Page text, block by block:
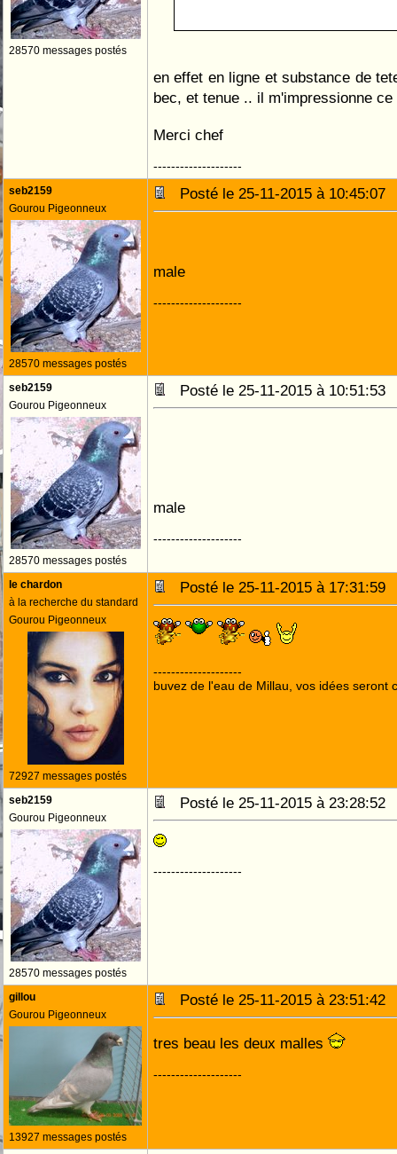
28570 messages postés
en effet en ligne et substance de
bec, et tenue .. il m'impressionne
Merci chef
--------------------
seb2159
Gourou Pigeonneux
28570 messages postés
Posté le 25-11-2015 à
male
--------------------
seb2159
Gourou Pigeonneux
28570 messages postés
Posté le 25-11-2015 à
male
--------------------
le chardon
à la recherche du standard
Gourou Pigeonneux
72927 messages postés
Posté le 25-11-2015 à
--------------------
buvez de l'eau de Millau, vos idées seront
seb2159
Gourou Pigeonneux
28570 messages postés
Posté le 25-11-2015 à
--------------------
gillou
Gourou Pigeonneux
13927 messages postés
Posté le 25-11-2015 à
tres beau les deux malles
--------------------